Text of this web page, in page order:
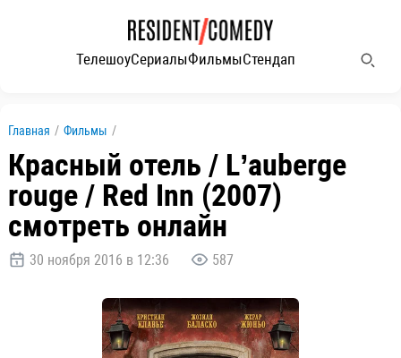
ТелешоуСериалыФильмыСтендап
Главная / Фильмы /
Красный отель / L’auberge
rouge / Red Inn (2007)
смотреть онлайн
30 ноября 2016 в 12:36 587